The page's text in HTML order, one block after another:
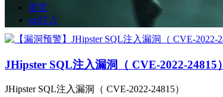
首页
sql注入
JHipster SQL注入漏洞（ CVE-2022-24815）
JHipster SQL注入漏洞（ CVE-2022-24815）